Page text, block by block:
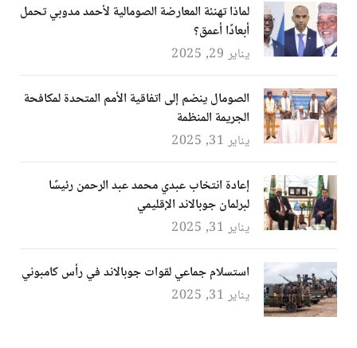
لماذا تهنئة المعارضة الصومالية لأحمد مدوبي تحمل
أبعادًا أعمق؟
يناير 29, 2025
الصومال ينضم إلى اتفاقية الأمم المتحدة لمكافحة
الجريمة المنظمة
يناير 31, 2025
إعادة انتخاب عبدي محمد عبد الرحمن رئيسًا
لبرلمان جوبالاند الإقليمي
يناير 31, 2025
استسلام جماعي لقوات جوبالاند في رأس كامبوني
يناير 31, 2025